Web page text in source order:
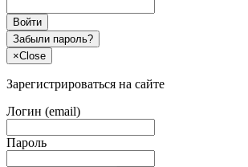
Войти
Забыли пароль?
×Close
Зарегистрироваться на сайте
Логин (email)
Пароль